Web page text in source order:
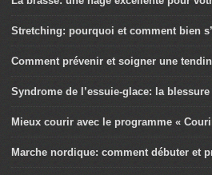
Stretching: pourquoi et comment bien
Comment prévenir et soigner une
Syndrome de l’essuie-glace: la
Mieux courir avec le programme «
Marche nordique: comment débuter et